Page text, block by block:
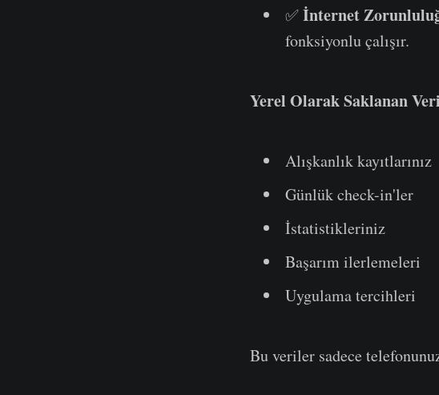
✅İnternet
fonksiyonlu çalışır.
Yerel Olarak Saklanan
Alışkanlık kayıtlarınız
Günlük check-in'ler
İstatistikleriniz
Başarım ilerlemeleri
Uygulama tercihleri
Bu veriler sadece